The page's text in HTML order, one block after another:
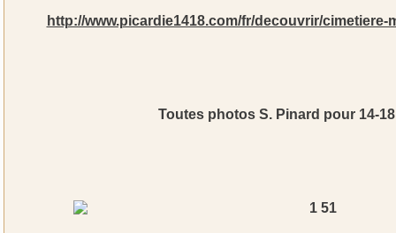
http://www.picardie1418.com/fr/decouvrir/
Toutes photos S. Pinard pour 14-